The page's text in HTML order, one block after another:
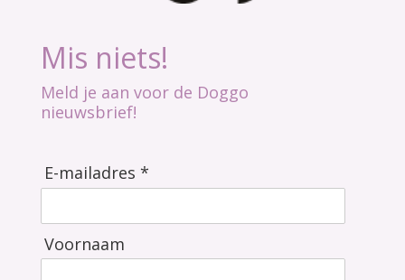
Mis niets!
Meld je aan voor de Doggo
nieuwsbrief!
E-mailadres *
Voornaam